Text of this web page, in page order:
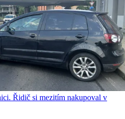
Řidič si mezitím nakupoval v